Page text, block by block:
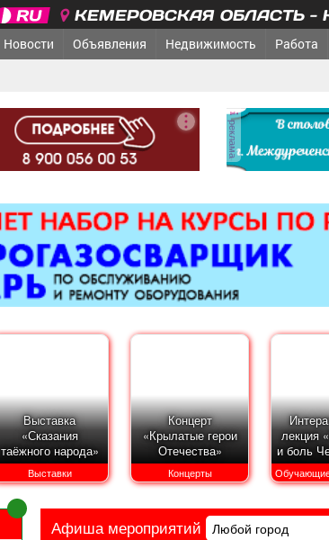
КЕМЕРОВСКАЯ ОБЛАСТЬ -
Новости Объявления Недвижимость Работа
реклама
Выставка
«Сказания
таёжного народа»
Выставки
Концерт
«Крылатые герои
Отечества»
Концерты
лекция
и боль
Афиша мероприятий